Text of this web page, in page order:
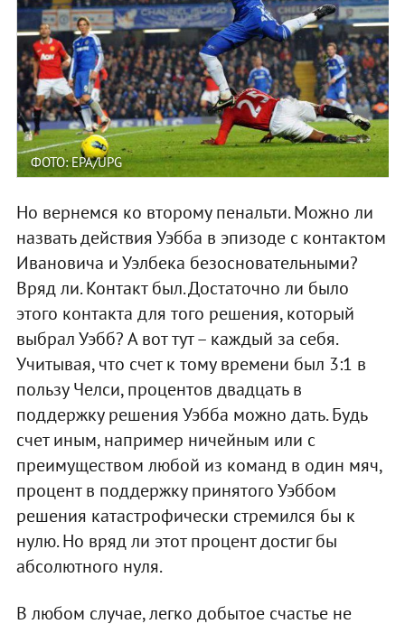
ФОТО: EPA/UPG
Но вернемся ко второму пенальти. Можно ли
назвать действия Уэбба в эпизоде с контактом
Ивановича и Уэлбека безосновательными?
Вряд ли. Контакт был. Достаточно ли было
этого контакта для того решения, который
выбрал Уэбб? А вот тут – каждый за себя.
Учитывая, что счет к тому времени был 3:1 в
пользу Челси, процентов двадцать в
поддержку решения Уэбба можно дать. Будь
счет иным, например ничейным или с
преимуществом любой из команд в один мяч,
процент в поддержку принятого Уэббом
решения катастрофически стремился бы к
нулю. Но вряд ли этот процент достиг бы
абсолютного нуля.
В любом случае, легко добытое счастье не